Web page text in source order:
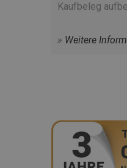
Kaufbeleg
» Weitere